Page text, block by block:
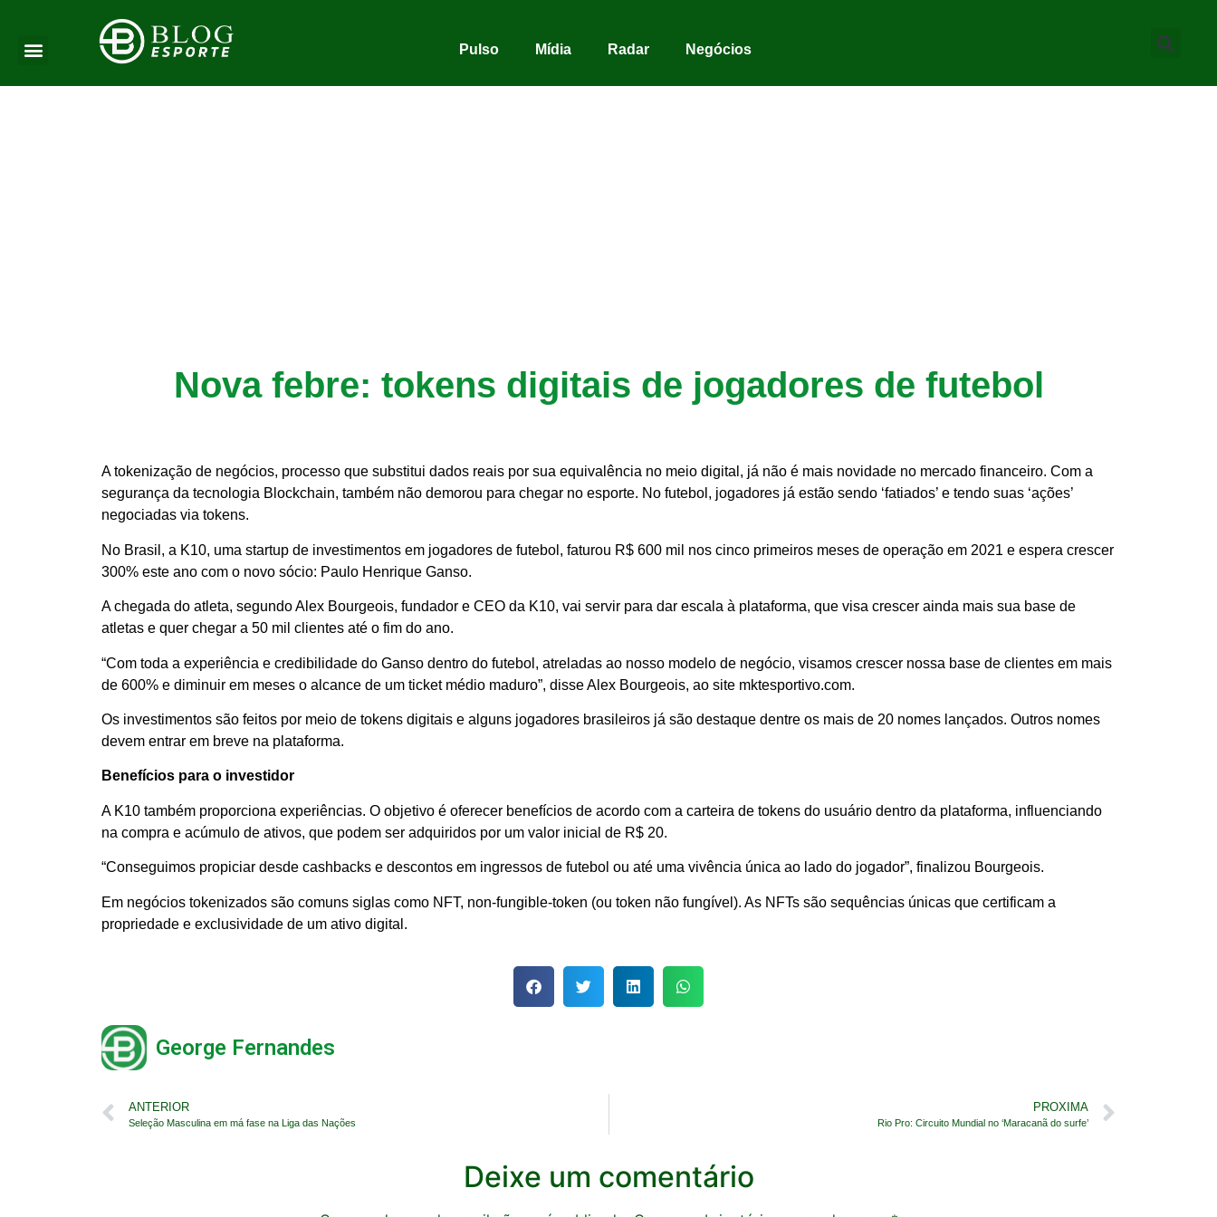
Pulso Mídia Radar Negócios
Nova febre: tokens digitais de jogadores de futebol
A tokenização de negócios, processo que substitui dados reais por sua equivalência no meio digital, já não é mais novidade no mercado financeiro. Com a
segurança da tecnologia Blockchain, também não demorou para chegar no esporte. No futebol, jogadores já estão sendo ‘fatiados’ e tendo suas ‘ações’
negociadas via tokens.
No Brasil, a K10, uma startup de investimentos em jogadores de futebol, faturou R$ 600 mil nos cinco primeiros meses de operação em 2021 e espera crescer
300% este ano com o novo sócio: Paulo Henrique Ganso.
A chegada do atleta, segundo Alex Bourgeois, fundador e CEO da K10, vai servir para dar escala à plataforma, que visa crescer ainda mais sua base de
atletas e quer chegar a 50 mil clientes até o fim do ano.
“Com toda a experiência e credibilidade do Ganso dentro do futebol, atreladas ao nosso modelo de negócio, visamos crescer nossa base de clientes em mais
de 600% e diminuir em meses o alcance de um ticket médio maduro”, disse Alex Bourgeois, ao site mktesportivo.com.
Os investimentos são feitos por meio de tokens digitais e alguns jogadores brasileiros já são destaque dentre os mais de 20 nomes lançados. Outros nomes
devem entrar em breve na plataforma.
Benefícios para o investidor
A K10 também proporciona experiências. O objetivo é oferecer benefícios de acordo com a carteira de tokens do usuário dentro da plataforma, influenciando
na compra e acúmulo de ativos, que podem ser adquiridos por um valor inicial de R$ 20.
“Conseguimos propiciar desde cashbacks e descontos em ingressos de futebol ou até uma vivência única ao lado do jogador”, finalizou Bourgeois.
Em negócios tokenizados são comuns siglas como NFT, non-fungible-token (ou token não fungível). As NFTs são sequências únicas que certificam a
propriedade e exclusividade de um ativo digital.
George Fernandes
ANTERIOR
Seleção Masculina em má fase na Liga das Nações
PROXIMA
Rio Pro: Circuito Mundial no ‘Maracanã do surfe’
Deixe um comentário